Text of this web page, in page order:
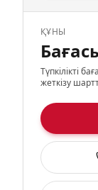
ҚҰНЫ
Түпкілікті
жеткізу